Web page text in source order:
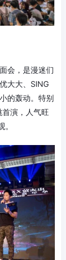
会，是漫迷们
大大、SING
的轰动。特别
演，人气旺